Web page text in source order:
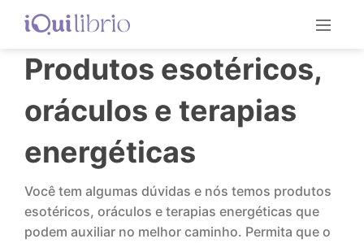
Produtos esotéricos,
oráculos e terapias
energéticas
Você tem algumas dúvidas e nós temos produtos
esotéricos, oráculos e terapias energéticas que
podem auxiliar no melhor caminho. Permita que o